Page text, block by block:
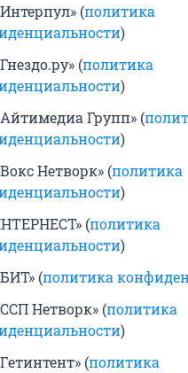
(политика
)
(политика
)
Групп» (
)
Нетворк» (политика
)
(политика
)
(политика
Нетворк» (политика
)
(политика